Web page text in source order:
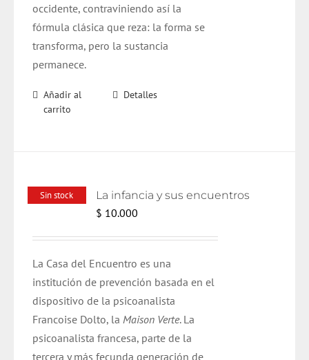
occidente, contraviniendo así la
fórmula clásica que reza: la forma se
transforma, pero la sustancia
permanece.
Añadir al
carrito
Detalles
Sin stock La infancia y sus encuentros
$ 10.000
La Casa del Encuentro es una
institución de prevención basada en el
dispositivo de la psicoanalista
Francoise Dolto, laMaison Verte. La
psicoanalista francesa, parte de la
tercera y más fecunda generación de